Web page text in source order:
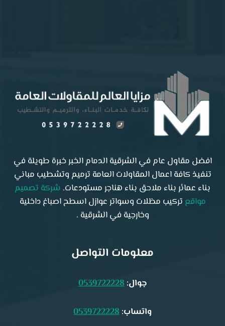
افضل مقاول عام في الشرقية الدمام الخبر خبرة طويلة في
تنفيذ كافة اعمال المقاولات العامة ترميم وتشطيب مباني
بناء عمائر بناء ملاحق بناء هناجر مستودعات. شركة تصميم
مواقع تركيب مظلات وسواتر عوازل اسطح اصباغ داخلية
وخارجية في الشرقية .
معلومات التواصل
جوال:0539722228
واتساب:0539722228